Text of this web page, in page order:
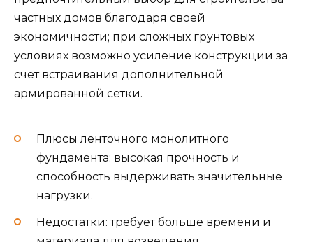
частных домов благодаря своей
экономичности; при сложных грунтовых
условиях возможно усиление конструкции за
счет встраивания дополнительной
армированной сетки.
Плюсы ленточного монолитного
фундамента: высокая прочность и
способность выдерживать значительные
нагрузки.
Недостатки: требует больше времени и